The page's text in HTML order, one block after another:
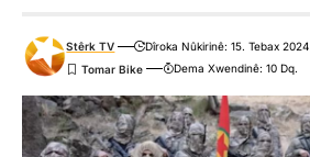
Stêrk TV
Dîroka Nûkirinê: 15. Tebax 2024
Dema Xwendinê: 10 Dq.